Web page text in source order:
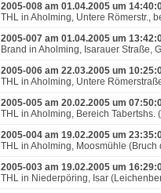
2005-008 am 01.04.2005 um
THL in Aholming, Untere Römerstr.,
2005-007 am 01.04.2005 um
Brand in Aholming, Isarauer Straße,
2005-006 am 22.03.2005 um
THL in Aholming, Untere
2005-005 am 20.02.2005 um
THL in Aholming, Bereich
2005-004 am 19.02.2005 um
THL in Aholming, Moosmühle
2005-003 am 19.02.2005 um
THL in Niederpöring, Isar